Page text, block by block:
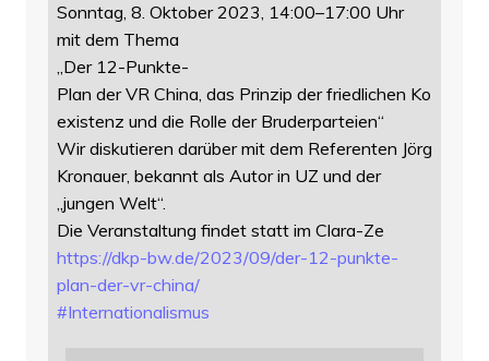
Sonntag, 8. Oktober 2023, 14:00–17:00 Uhr
mit dem Thema
„Der 12-Punkte-
Plan der VR China, das Prinzip der friedlichen Ko
existenz und die Rolle der Bruderparteien“
Wir diskutieren darüber mit dem Referenten Jörg
Kronauer, bekannt als Autor in UZ und der
„jungen Welt“.
Die Veranstaltung findet statt im Clara-Ze
https://dkp-bw.de/2023/09/der-12-punkte-
plan-der-vr-china/
#Internationalismus